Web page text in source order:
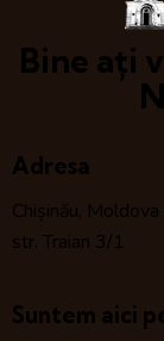
Bine ați
Adresa
Chișinău,
str. Traian 3/1
Suntem aici